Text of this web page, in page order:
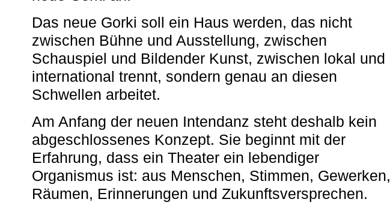
Das neue Gorki soll ein Haus werden, das nicht
zwischen Bühne und Ausstellung, zwischen
Schauspiel und Bildender Kunst, zwischen lokal und
international trennt, sondern genau an diesen
Schwellen arbeitet.
Am Anfang der neuen Intendanz steht deshalb kein
abgeschlossenes Konzept. Sie beginnt mit der
Erfahrung, dass ein Theater ein lebendiger
Organismus ist: aus Menschen, Stimmen, Gewerken,
Räumen, Erinnerungen und Zukunftsversprechen.